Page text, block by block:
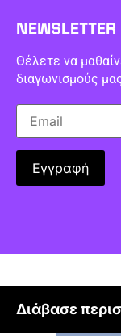
NEWSLETTER
Θέλετε να
διαγωνισμούς
Διάβασε